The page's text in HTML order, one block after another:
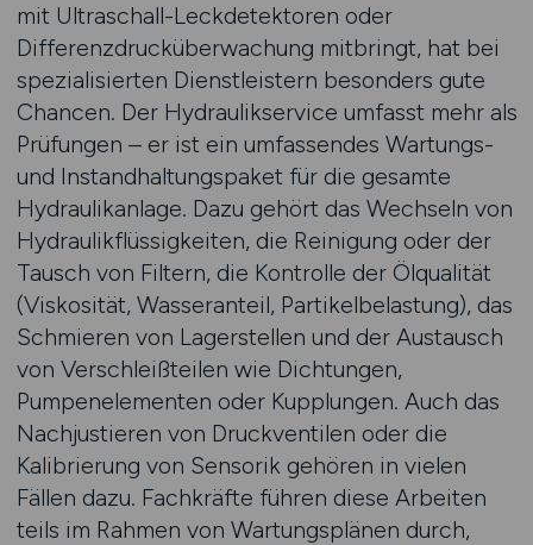
mit Ultraschall-Leckdetektoren oder
Differenzdrucküberwachung mitbringt, hat bei
spezialisierten Dienstleistern besonders gute
Chancen. Der Hydraulikservice umfasst mehr als
Prüfungen – er ist ein umfassendes Wartungs-
und Instandhaltungspaket für die gesamte
Hydraulikanlage. Dazu gehört das Wechseln von
Hydraulikflüssigkeiten, die Reinigung oder der
Tausch von Filtern, die Kontrolle der Ölqualität
(Viskosität, Wasseranteil, Partikelbelastung), das
Schmieren von Lagerstellen und der Austausch
von Verschleißteilen wie Dichtungen,
Pumpenelementen oder Kupplungen. Auch das
Nachjustieren von Druckventilen oder die
Kalibrierung von Sensorik gehören in vielen
Fällen dazu. Fachkräfte führen diese Arbeiten
teils im Rahmen von Wartungsplänen durch,